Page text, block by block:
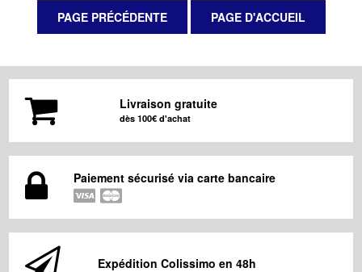
Livraison gratuite
dès 100€ d'achat
Paiement sécurisé via carte bancaire
Expédition Colissimo en 48h